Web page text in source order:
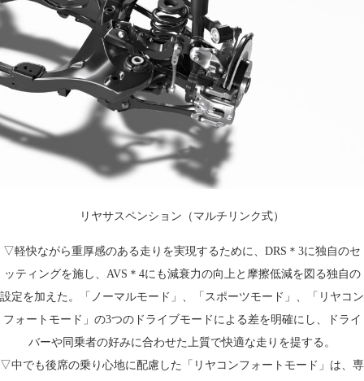
リヤサスペンション（マルチリンク式）
▽軽快ながら重厚感のある走りを実現するために、DRS＊3に独自のセ
ッティングを施し、AVS＊4にも減衰力の向上と摩擦低減を図る独自の
設定を加えた。「ノーマルモード」、「スポーツモード」、「リヤコン
フォートモード」の3つのドライブモードによる差を明確にし、ドライ
バーや同乗者の好みに合わせた上質で快適な走りを提する。
▽中でも後席の乗り心地に配慮した「リヤコンフォートモード」は、専